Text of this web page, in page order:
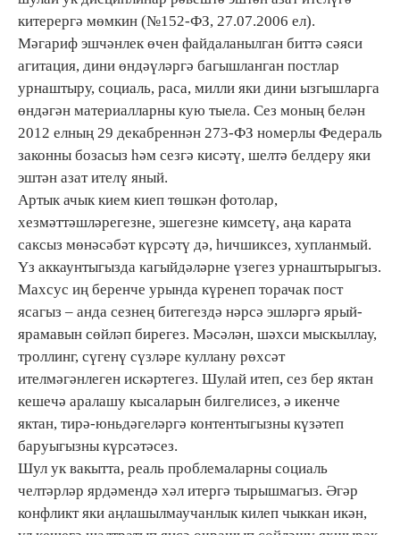
китерергә мөмкин (№152-ФЗ, 27.07.2006 ел).
Мәгариф эшчәнлек өчен файдаланылган биттә сәяси
агитация, дини өндәүләргә багышланган постлар
урнаштыру, социаль, раса, милли яки дини ызгышларга
өндәгән материалларны кую тыела. Сез моның белән
2012 елның 29 декабреннән 273-ФЗ номерлы Федераль
законны бозасыз һәм сезгә кисәтү, шелтә белдеру яки
эштән азат ителү яный.
Артык ачык кием киеп төшкән фотолар,
хезмәттәшләрегезне, эшегезне кимсетү, аңа карата
саксыз мөнәсәбәт күрсәтү дә, һичшиксез, хупланмый.
Үз аккаунтыгызда кагыйдәләрне үзегез урнаштырыгыз.
Махсус иң беренче урында күренеп торачак пост
ясагыз – анда сезнең битегездә нәрсә эшләргә ярый-
ярамавын сөйләп бирегез. Мәсәлән, шәхси мыскыллау,
троллинг, сүгенү сүзләре куллану рөхсәт
ителмәгәнлеген искәртегез. Шулай итеп, сез бер яктан
кешечә аралашу кысаларын билгелисез, ә икенче
яктан, тирә-юньдәгеләргә контентыгызны күзәтеп
баруыгызны күрсәтәсез.
Шул ук вакытта, реаль проблемаларны социаль
челтәрләр ярдәмендә хәл итергә тырышмагыз. Әгәр
конфликт яки аңлашылмаучанлык килеп чыккан икән,